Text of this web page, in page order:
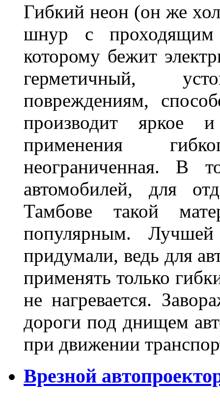
Гибкий неон (он же
шнур с
которому бежит
герметичный,
повреждениям,
производит яркое
применения
неограниченная.
автомобилей, для
Тамбове такой
популярным.
придумали, ведь для
применять только
не нагревается.
дороги под днищем
при движении
Врезной